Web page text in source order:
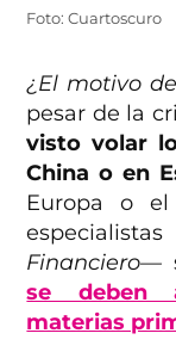
Foto: Cuartoscuro
¿El motivo
pesar de la
visto volar
China o en
Europa o el
Financiero—
se deben
materias